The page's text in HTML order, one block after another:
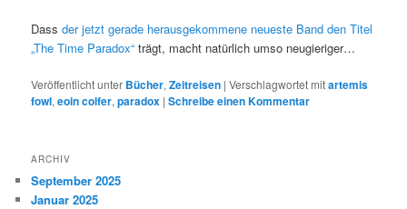
Dassder jetzt gerade herausgekommene neueste Band den Titel
„The Time Paradox“ trägt, macht natürlich umso neugieriger…
Veröffentlicht unter Bücher,Zeitreisen |Verschlagwortet mitartemis
fowl,eoin colfer,paradox |Schreibe einen Kommentar
ARCHIV
September 2025
Januar 2025